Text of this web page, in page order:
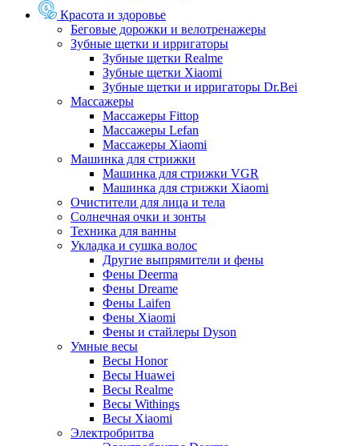
Красота и здоровье
Беговые дорожки и велотренажеры
Зубные щетки и ирригаторы
Зубные щетки Realme
Зубные щетки Xiaomi
Зубные щетки и ирригаторы Dr.Bei
Массажеры
Массажеры Fittop
Массажеры Lefan
Массажеры Xiaomi
Машинка для стрижки
Машинка для стрижки VGR
Машинка для стрижки Xiaomi
Очистители для лица и тела
Солнечная очки и зонты
Техника для ванны
Укладка и сушка волос
Другие выпрямители и фены
Фены Deerma
Фены Dreame
Фены Laifen
Фены Xiaomi
Фены и стайлеры Dyson
Умные весы
Весы Honor
Весы Huawei
Весы Realme
Весы Withings
Весы Xiaomi
Электробритва